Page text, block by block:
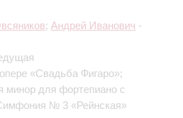
; Андрей Иванович -
«Свадьба Фигаро»;
минор для фортепиано с
№ 3 «Рейнская»